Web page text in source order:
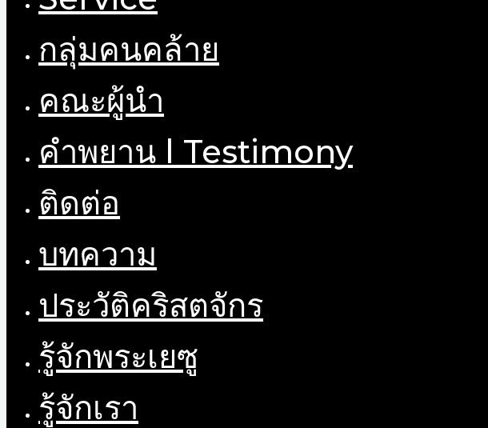
กลุ่มคนคล้าย
คณะผู้นำ
คำพยาน l Testimony
ติดต่อ
บทความ
ประวัติคริสตจักร
รู้จักพระเยซู
รู้จักเรา